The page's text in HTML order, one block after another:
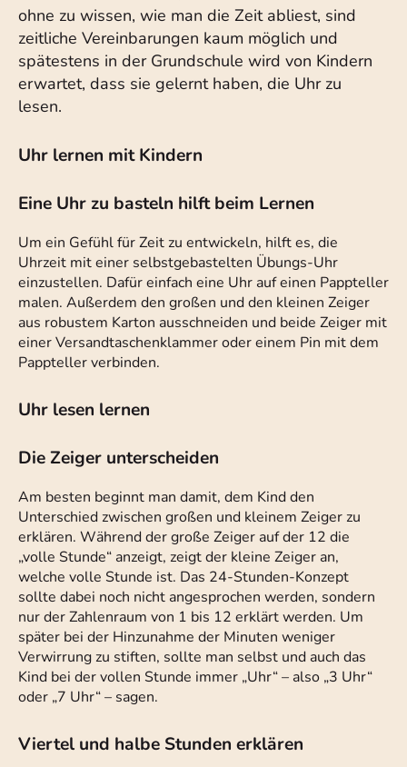
ohne zu wissen, wie man die Zeit abliest, sind
zeitliche Vereinbarungen kaum möglich und
spätestens in der Grundschule wird von Kindern
erwartet, dass sie gelernt haben, die Uhr zu
lesen.
Uhr lernen mit Kindern
Eine Uhr zu basteln hilft beim Lernen
Um ein Gefühl für Zeit zu entwickeln, hilft es, die
Uhrzeit mit einer selbstgebastelten Übungs-Uhr
einzustellen. Dafür einfach eine Uhr auf einen Pappteller
malen. Außerdem den großen und den kleinen Zeiger
aus robustem Karton ausschneiden und beide Zeiger mit
einer Versandtaschenklammer oder einem Pin mit dem
Pappteller verbinden.
Uhr lesen lernen
Die Zeiger unterscheiden
Am besten beginnt man damit, dem Kind den
Unterschied zwischen großen und kleinem Zeiger zu
erklären. Während der große Zeiger auf der 12 die
„volle Stunde“ anzeigt, zeigt der kleine Zeiger an,
welche volle Stunde ist. Das 24-Stunden-Konzept
sollte dabei noch nicht angesprochen werden, sondern
nur der Zahlenraum von 1 bis 12 erklärt werden. Um
später bei der Hinzunahme der Minuten weniger
Verwirrung zu stiften, sollte man selbst und auch das
Kind bei der vollen Stunde immer „Uhr“ – also „3 Uhr“
oder „7 Uhr“ – sagen.
Viertel und halbe Stunden erklären